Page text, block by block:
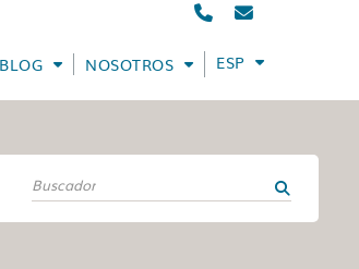
BLOG NOSOTROS ESPAÑOL